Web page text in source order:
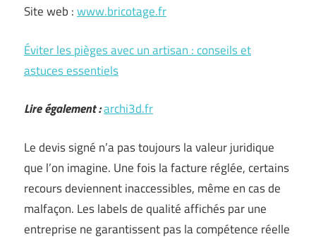
Site web :www.bricotage.fr
Éviter les pièges avec un artisan : conseils et
astuces essentiels
Lire également :archi3d.fr
Le devis signé n’a pas toujours la valeur juridique
que l’on imagine. Une fois la facture réglée, certains
recours deviennent inaccessibles, même en cas de
malfaçon. Les labels de qualité affichés par une
entreprise ne garantissent pas la compétence réelle